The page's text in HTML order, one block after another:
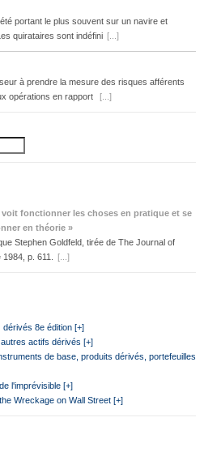
portant le plus souvent sur un navire et
quirataires sont indéfini [...]
à prendre la mesure des risques afférents
opérations en rapport
[...]
fonctionner les choses en pratique et se
en théorie »
Stephen Goldfeld, tirée de The Journal of
p. 611.
[...]
8e édition [+]
actifs dérivés [+]
de base, produits dérivés, portefeuilles
l'imprévisible [+]
Wreckage on Wall Street [+]